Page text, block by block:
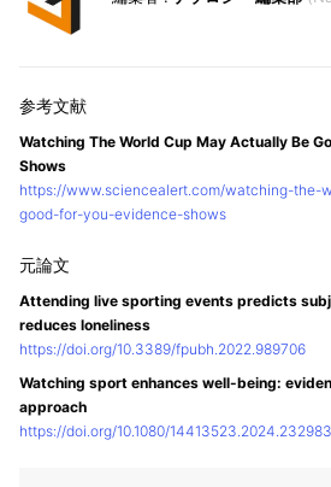
Watching The World Cup May Actually Be
Shows
https://www.sciencealert.com/watching-the-
good-for-you-evidence-shows
Attending live sporting events predicts
reduces loneliness
https://doi.org/10.3389/fpubh.2022.989706
Watching sport enhances well-being:
approach
https://doi.org/10.1080/